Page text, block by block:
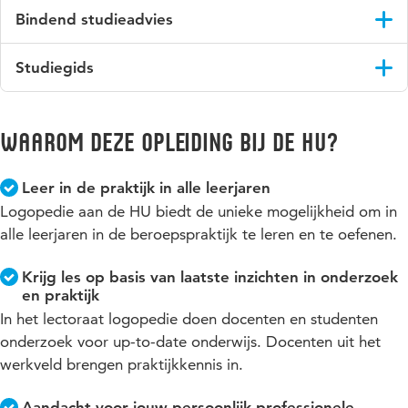
studieprogramma of als je persoonlijke vragen hebt. Er is een
wekelijks spreekuur van de SLB-docenten, maar je kunt ook
altijd een afspraak maken.
uitdagingen door (mantel)zorgtaken of
studie succesvol kunt voortzetten.
betalen? Dat bereken je heel eenvoudig met de
collegegeldmeter. Meer weten? Kijk op depagina over
collegegeld.
Voor boeken en andere lesmaterialen ben je elk jaar ongeveer
Bindend studieadvies
studieadvies. Voor doorstroom naar jaar 2 moet je minimaal
45 van de 60 EC behalen.
Studiegids
Waarom deze opleiding bij de HU?
Leer in de praktijk in alle leerjaren
Logopedie aan de HU biedt de unieke mogelijkheid om in
alle leerjaren in de beroepspraktijk te leren en te oefenen.
Krijg les op basis van laatste inzichten in onderzoek
en praktijk
In het lectoraat logopedie doen docenten en studenten
onderzoek voor up-to-date onderwijs. Docenten uit het
werkveld brengen praktijkkennis in.